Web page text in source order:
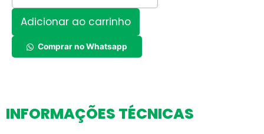
tipo
-
DANX
DC22T
Adicionar ao carrinho
Comprar no Whatsapp
INFORMAÇÕES TÉCNICAS